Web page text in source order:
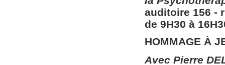
auditoire 156​ ​-
de 9H30 à
HOMMAGE À
Avec Pierre